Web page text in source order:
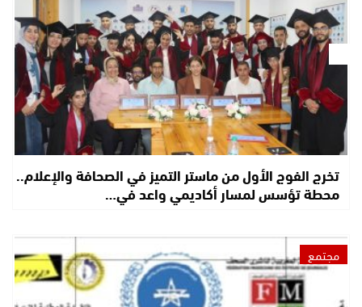
تخرج الفوج الأول من ماستر التميز في الصحافة والإعلام..
محطة تؤسس لمسار أكاديمي واعد في…
مجتمع